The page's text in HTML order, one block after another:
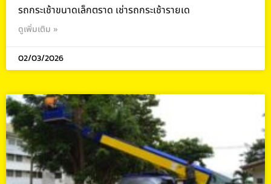
รถกระเช้าขนาดเล็กตราด เช่ารถกระเช้ารายเด
ดูเพิ่มเติม »
02/03/2026